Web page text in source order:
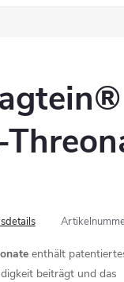
enthält
beiträgt und das